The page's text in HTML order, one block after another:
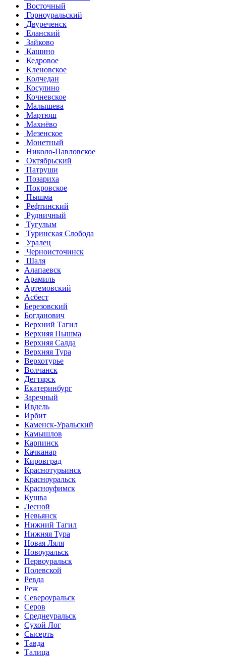
Восточный
Горноуральский
Двуреченск
Еланский
Зайково
Кашино
Кедровое
Кленовское
Колчедан
Косулино
Кочневское
Малышева
Мартюш
Махнёво
Мезенское
Монетный
Николо-Павловское
Октябрьский
Патруши
Позариха
Покровское
Пышма
Рефтинский
Рудничный
Тугулым
Туринская Слобода
Уралец
Черноисточинск
Шаля
Алапаевск
Арамиль
Артемовский
Асбест
Березовский
Богданович
Верхний Тагил
Верхняя Пышма
Верхняя Салда
Верхняя Тура
Верхотурье
Волчанск
Дегтярск
Екатеринбург
Заречный
Ивдель
Ирбит
Каменск-Уральский
Камышлов
Карпинск
Качканар
Кировград
Краснотурьинск
Красноуральск
Красноуфимск
Кушва
Лесной
Невьянск
Нижний Тагил
Нижняя Тура
Новая Ляля
Новоуральск
Первоуральск
Полевской
Ревда
Реж
Североуральск
Серов
Среднеуральск
Сухой Лог
Сысерть
Тавда
Талица